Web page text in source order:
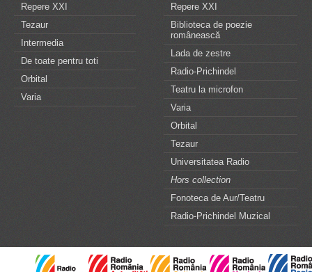
Repere XXI
Tezaur
Intermedia
De toate pentru toti
Orbital
Varia
Repere XXI
Biblioteca de poezie
românească
Lada de zestre
Radio-Prichindel
Teatru la microfon
Varia
Orbital
Tezaur
Universitatea Radio
Hors collection
Fonoteca de Aur/Teatru
Radio-Prichindel Muzical